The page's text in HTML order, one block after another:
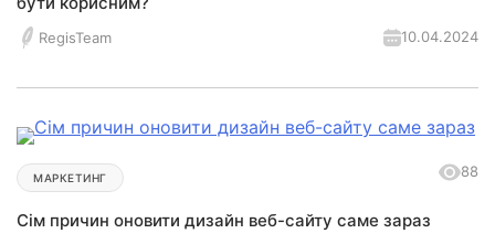
RegisTeam 10.04.2024
МАРКЕТИНГ 88
Сім причин оновити дизайн веб-сайту саме зараз